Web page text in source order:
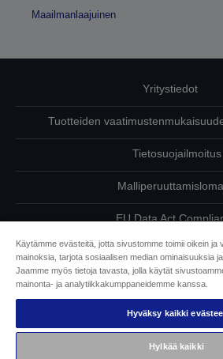
Maailmanlaajuinen
Yritystiedot
Tuotteiden
Tietosuojailmoitus
EU Data Act
Ota meihin yhteyttä omista
Tietoa evästeistä
Epson on sitoutunut
Käytämme evästeitä, jotta sivustomme toimii oikein ja
mainoksia, tarjota sosiaalisen median ominaisuuksia
Jaamme myös tietoja tavasta, jolla käytät
mainonta- ja analytiikkakumppaneidemme kanssa.
Hyväksy kaikki
Hylkää kaikki